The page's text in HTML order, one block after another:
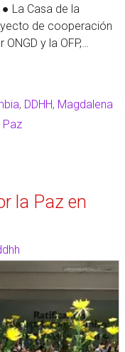
La Casa de la
de cooperación
y la OFP,
, DDHH, Magdalena
Paz
la Paz en